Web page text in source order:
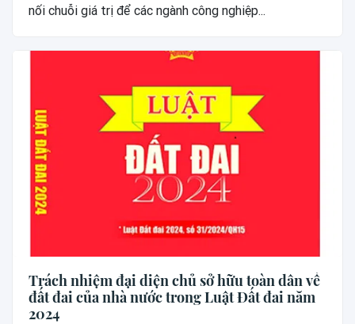
nối chuỗi giá trị để các ngành công nghiệp...
Trách nhiệm đại diện chủ sở hữu toàn dân về
đất đai của nhà nước trong Luật Đất đai năm
2024